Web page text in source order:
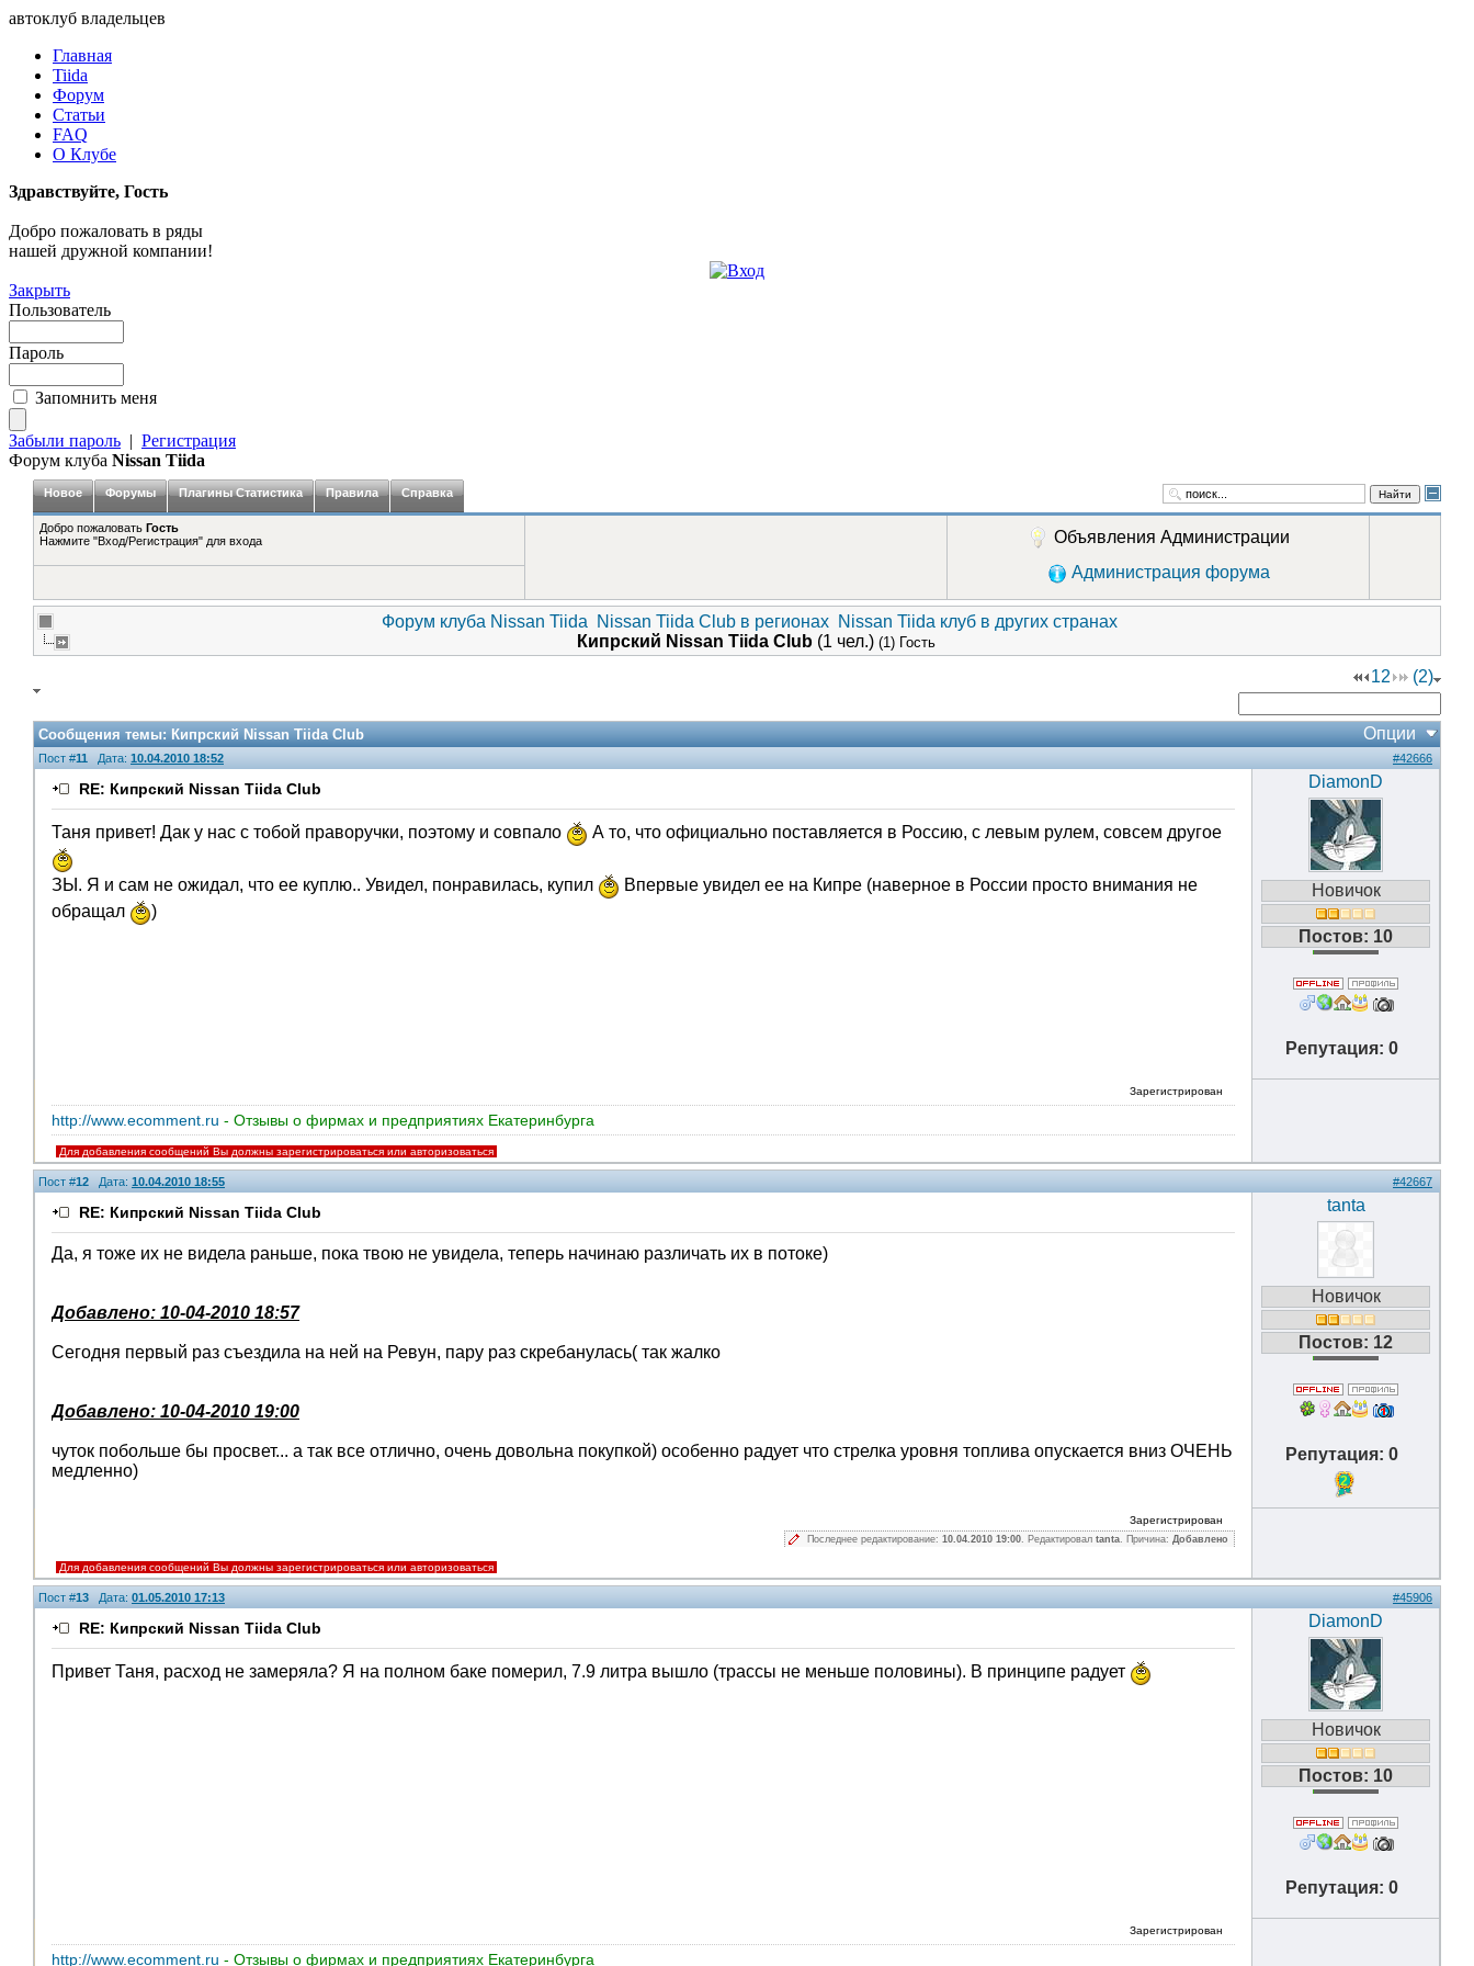
автоклуб владельцев
Главная
Tiida
Форум
Статьи
FAQ
О Клубе
Здравствуйте, Гость
Добро пожаловать в ряды
нашей дружной компании!
Закрыть
Пользователь
Пароль
Запомнить меня
Забыли пароль | Регистрация
Форум клуба Nissan Tiida
Новое Форумы Плагины Статистика Правила Справка Найти
Добро пожаловать Гость
Нажмите "Вход/Регистрация" для входа
Объявления Администрации
Администрация форума
Форум клуба Nissan Tiida Nissan Tiida Club в регионах
Nissan Tiida клуб в других странах
Кипрский Nissan Tiida Club (1 чел.) (1) Гость
12 (2)
Сообщения темы:Кипрский Nissan Tiida Club Опции
Пост #11 Дата: 10.04.2010 18:52 #42666
RE: Кипрский Nissan Tiida Club
Таня привет! Дак у нас с тобой праворучки, поэтому и совпало А то, что официально поставляется в Россию, с левым рулем, совсем другое
ЗЫ. Я и сам не ожидал, что ее куплю.. Увидел, понравилась, купил
Впервые увидел ее на Кипре (наверное в России просто внимания не
обращал
)
DiamonD
Новичок
Постов: 10
Репутация: 0
Зарегистрирован
http://www.ecomment.ru - Отзывы о фирмах и предприятиях Екатеринбурга
Для добавления сообщений Вы должны зарегистрироваться или авторизоваться
Пост #12 Дата: 10.04.2010 18:55 #42667
RE: Кипрский Nissan Tiida Club
Да, я тоже их не видела раньше, пока твою не увидела, теперь начинаю различать их в потоке)
Добавлено: 10-04-2010 18:57
Сегодня первый раз съездила на ней на Ревун, пару раз скребанулась( так жалко
Добавлено: 10-04-2010 19:00
чуток побольше бы просвет... а так все отлично, очень довольна покупкой) особенно радует что стрелка уровня топлива опускается вниз ОЧЕНЬ
медленно)
tanta
Новичок
Постов: 12
Репутация: 0
2
Зарегистрирован
Последнее редактирование: 10.04.2010 19:00. Редактировал tanta. Причина: Добавлено
Для добавления сообщений Вы должны зарегистрироваться или авторизоваться
Пост #13 Дата: 01.05.2010 17:13 #45906
RE: Кипрский Nissan Tiida Club
Привет Таня, расход не замеряла? Я на полном баке померил, 7.9 литра вышло (трассы не меньше половины). В принципе радует
DiamonD
Новичок
Постов: 10
Репутация: 0
Зарегистрирован
http://www.ecomment.ru - Отзывы о фирмах и предприятиях Екатеринбурга